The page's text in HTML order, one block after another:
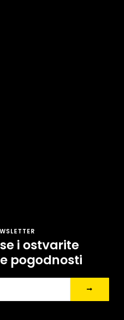
i ostvarite
pogodnosti